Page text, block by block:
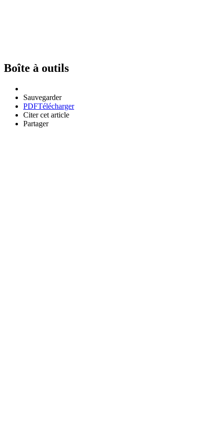
Boîte à outils
Sauvegarder
PDFTélécharger
Citer cet article
Partager